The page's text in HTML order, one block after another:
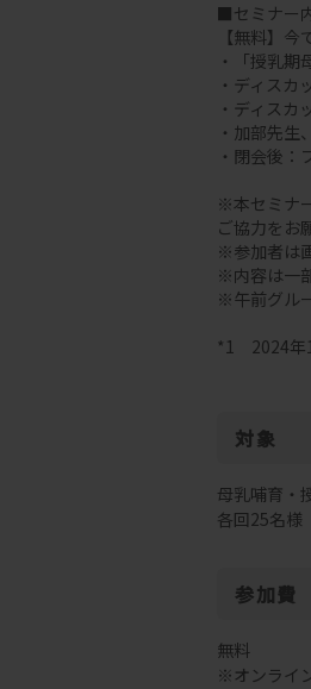
■セミナー
【無料】
・「授乳期
・ディス
・ディスカ
・加部先生
・閉会後
※本セミナ
ご協力をお
※参加者は
※内容は一
※午前グル
*1 2024年
対象
母乳哺育・
各回25名様
参加費
無料
※オンライ